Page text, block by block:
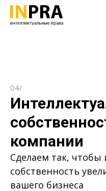
04/
компании
Сделаем так, чтобы
собственность
вашего бизнеса